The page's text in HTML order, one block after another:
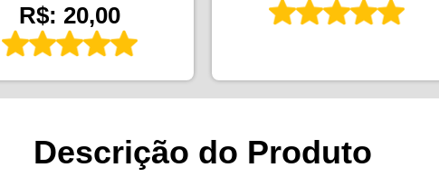
R$: 20,00
Descrição do Produto